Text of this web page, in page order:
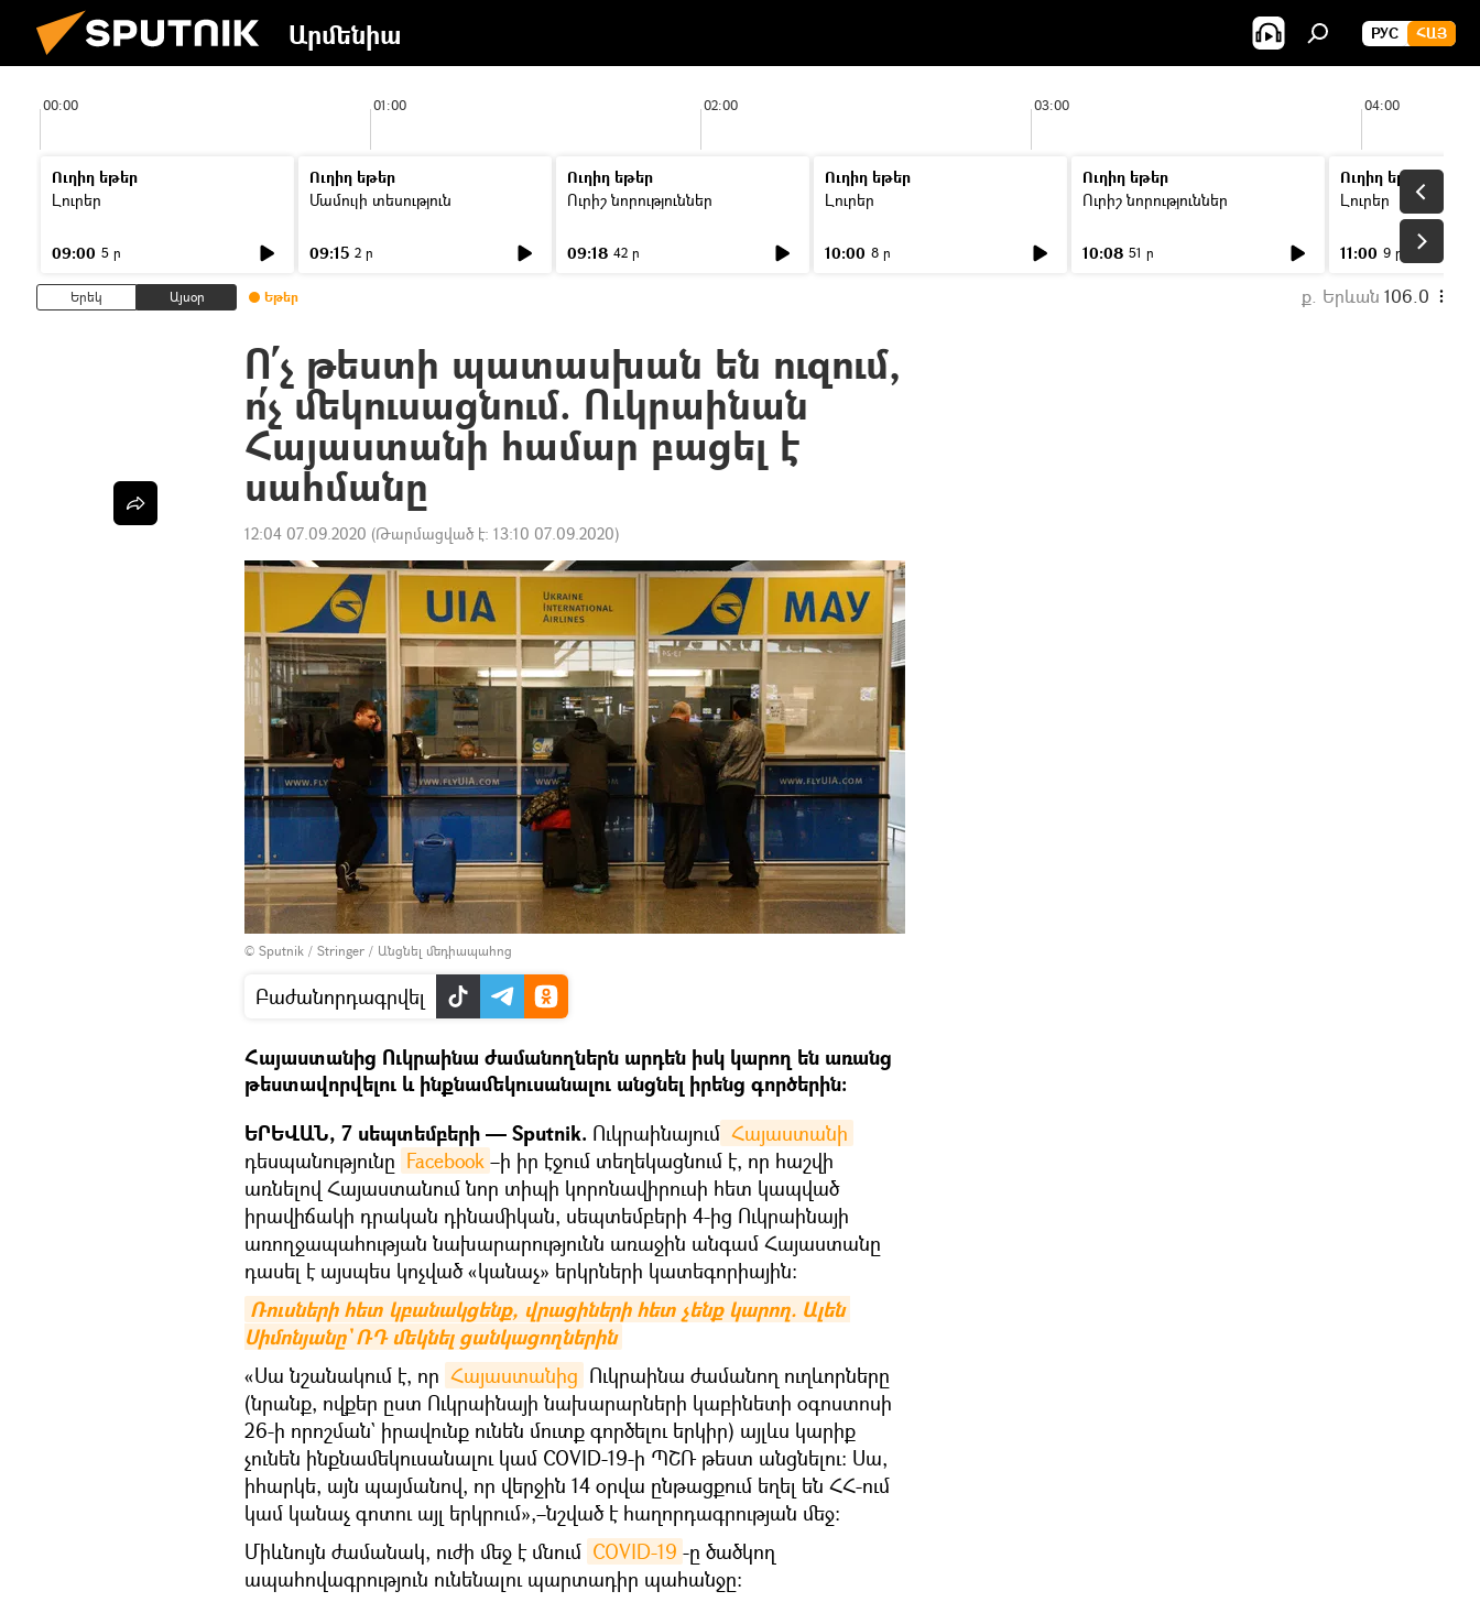
Արմենիա РУС ՀԱՅ
00:00 01:00 02:00 03:00 04:00
Ուղիղ եթեր
Լուրեր
09:00 5 ր
Ուղիղ եթեր
Մամուլի տեսություն
09:15 2 ր
Ուղիղ եթեր
Ուրիշ նորություններ
09:18 42 ր
Ուղիղ եթեր
Լուրեր
10:00 8 ր
Ուղիղ եթեր
Ուրիշ նորություններ
10:08 51 ր
Ուղիղ եթեր
Լուրեր
11:00 9 ր
Երեկ Այսօր Եթեր ք. Երևան 106.0
Ո՛չ թեստի պատասխան են ուզում,
ո՛չ մեկուսացնում. Ուկրաինան
Հայաստանի համար բացել է
սահմանը
12:04 07.09.2020 (Թարմացված է: 13:10 07.09.2020)
© Sputnik / Stringer / Անցնել մեդիապահոց
Բաժանորդագրվել
Հայաստանից Ուկրաինա ժամանողներն արդեն իսկ կարող են առանց
թեստավորվելու և ինքնամեկուսանալու անցնել իրենց գործերին։
ԵՐԵՎԱՆ, 7 սեպտեմբերի — Sputnik. Ուկրաինայում Հայաստանի
դեսպանությունը Facebook –ի իր էջում տեղեկացնում է, որ հաշվի
առնելով Հայաստանում նոր տիպի կորոնավիրուսի հետ կապված
իրավիճակի դրական դինամիկան, սեպտեմբերի 4-ից Ուկրաինայի
առողջապահության նախարարությունն առաջին անգամ Հայաստանը
դասել է այսպես կոչված «կանաչ» երկրների կատեգորիային։
Ռուսների հետ կբանակցենք, վրացիների հետ չենք կարող. Ալեն
Սիմոնյանը` ՌԴ մեկնել ցանկացողներին
«Սա նշանակում է, որ Հայաստանից Ուկրաինա ժամանող ուղևորները
(նրանք, ովքեր ըստ Ուկրաինայի նախարարների կաբինետի օգոստոսի
26-ի որոշման` իրավունք ունեն մուտք գործելու երկիր) այլևս կարիք
չունեն ինքնամեկուսանալու կամ COVID-19-ի ՊՇՌ թեստ անցնելու։ Սա,
իհարկե, այն պայմանով, որ վերջին 14 օրվա ընթացքում եղել են ՀՀ-ում
կամ կանաչ գոտու այլ երկրում»,–նշված է հաղորդագրության մեջ։
Միևնույն ժամանակ, ուժի մեջ է մնում COVID-19 -ը ծածկող
ապահովագրություն ունենալու պարտադիր պահանջը։